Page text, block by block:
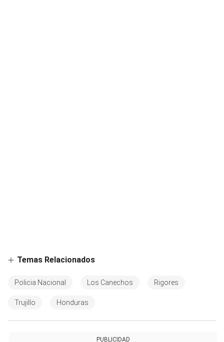
Temas Relacionados
Policia Nacional Los Canechos Rigores
Trujillo Honduras
PUBLICIDAD